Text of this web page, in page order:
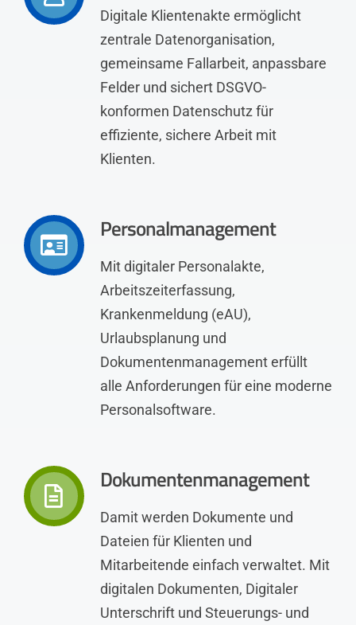
Digitale Klientenakte ermöglicht
zentrale Datenorganisation,
gemeinsame Fallarbeit, anpassbare
Felder und sichert DSGVO-
konformen Datenschutz für
effiziente, sichere Arbeit mit
Klienten.
Personalmanagement
Mit digitaler Personalakte,
Arbeitszeiterfassung,
Krankenmeldung (eAU),
Urlaubsplanung und
Dokumentenmanagement erfüllt
alle Anforderungen für eine moderne
Personalsoftware.
Dokumentenmanagement
Damit werden Dokumente und
Dateien für Klienten und
Mitarbeitende einfach verwaltet. Mit
digitalen Dokumenten, Digitaler
Unterschrift und Steuerungs- und